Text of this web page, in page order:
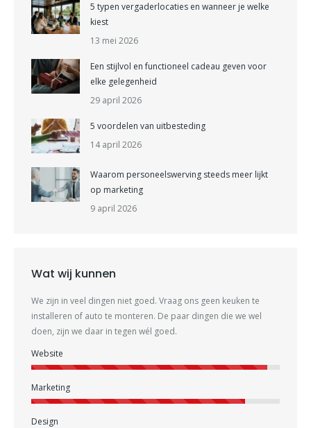
5 typen vergaderlocaties en wanneer je welke
kiest
13 mei 2026
Een stijlvol en functioneel cadeau geven voor
elke gelegenheid
29 april 2026
5 voordelen van uitbesteding
14 april 2026
Waarom personeelswerving steeds meer lijkt
op marketing
9 april 2026
Wat wij kunnen
We zijn in veel dingen niet goed. Vraag ons geen keuken te
installeren of auto te monteren. De paar dingen die we wel
doen, zijn we daar in tegen wél goed.
Website
Marketing
Design